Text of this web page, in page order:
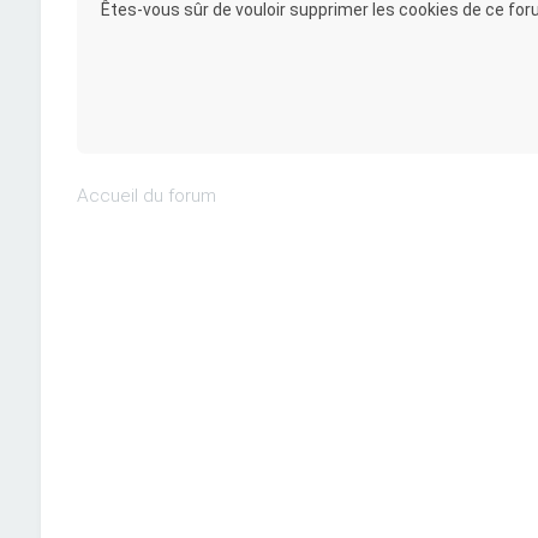
Êtes-vous sûr de vouloir supprimer les cookies de ce
Accueil du forum